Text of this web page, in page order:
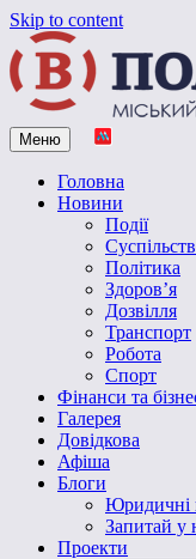
Skip to content
Vpoltave.info
Полтавський портал
Меню
Головна
Новини
Події
Політика
Здоров’я
Дозвілля
Транспорт
Робота
Спорт
Фінанси та
Галерея
Довідкова
Афіша
Блоги
Юридичні
Запитай у
Проекти